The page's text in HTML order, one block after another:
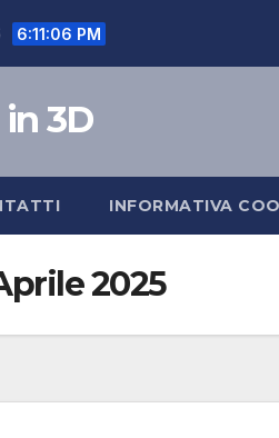
6:11:07 PM
3D
INFORMATIVA
2025